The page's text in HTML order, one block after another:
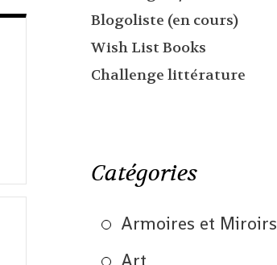
Blogoliste (en cours)
Wish List Books
Challenge littérature
Catégories
Armoires et Miroirs
Art